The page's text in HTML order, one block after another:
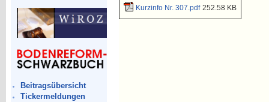
Beitragsübersicht
Tickermeldungen
Kurzinfo Nr. 307.pdf 252.58 KB